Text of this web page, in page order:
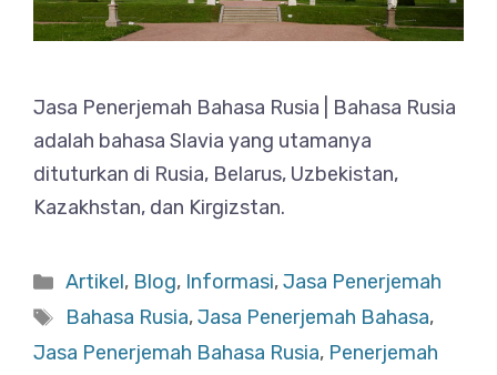
Jasa Penerjemah Bahasa Rusia | Bahasa Rusia
adalah bahasa Slavia yang utamanya
dituturkan di Rusia, Belarus, Uzbekistan,
Kazakhstan, dan Kirgizstan.
Categories
Artikel, Blog, Informasi,Jasa Penerjemah
Tags
Bahasa Rusia,Jasa Penerjemah Bahasa,
Jasa Penerjemah Bahasa Rusia, Penerjemah